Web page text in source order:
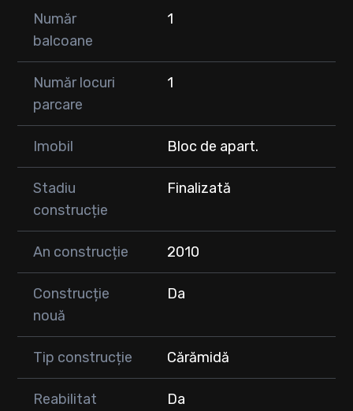
Număr
balcoane
1
Număr locuri
parcare
1
Imobil Bloc de apart.
Stadiu
construcție
Finalizată
An construcție 2010
Construcție
nouă
Da
Tip construcție Cărămidă
Reabilitat
Da